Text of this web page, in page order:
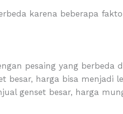
karena beberapa
pesaing yang berbeda
besar, harga bisa menjadi
genset besar, harga